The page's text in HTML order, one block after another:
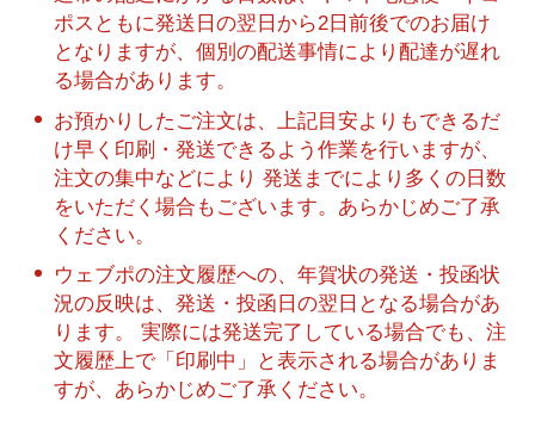
ポスともに発送日の翌日から2日前後でのお届け
となりますが、個別の配送事情により配達が遅れ
る場合があります。
お預かりしたご注文は、上記目安よりもできるだ
け早く印刷・発送できるよう作業を行いますが、
注文の集中などにより 発送までにより多くの日数
をいただく場合もございます。あらかじめご了承
ください。
ウェブポの注文履歴への、年賀状の発送・投函状
況の反映は、発送・投函日の翌日となる場合があ
ります。 実際には発送完了している場合でも、注
文履歴上で「印刷中」と表示される場合がありま
すが、あらかじめご了承ください。